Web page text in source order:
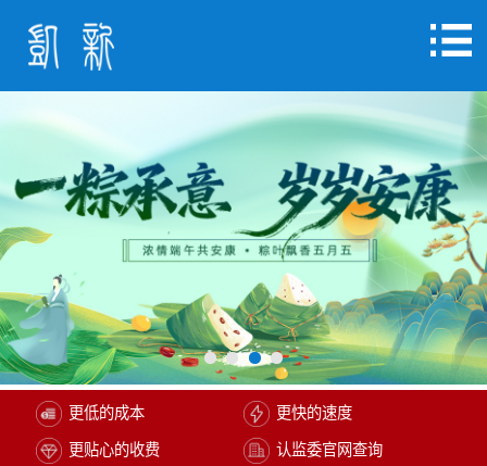
更低的成本 更快的速度
更贴心的收费 认监委官网查询